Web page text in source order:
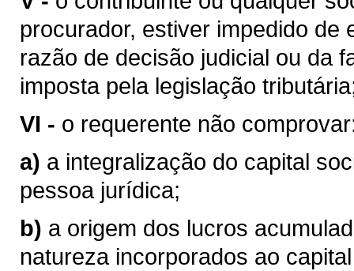
procurador, estiver impedido de
razão de decisão judicial ou da
imposta pela legislação
VI - o requerente não
a) a integralização do capital
pessoa jurídica;
b) a origem dos lucros
natureza incorporados ao